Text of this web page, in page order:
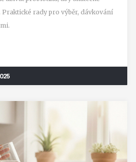
Praktické rady pro výběr, dávkování